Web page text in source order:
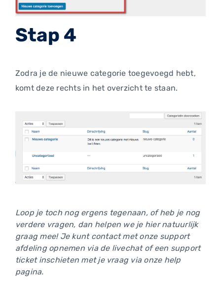
Stap 4
Zodra je de nieuwe categorie toegevoegd hebt,
komt deze rechts in het overzicht te staan.
Loop je toch nog ergens tegenaan, of heb je nog
verdere vragen, dan helpen we je hier natuurlijk
graag mee! Je kunt contact met onze support
afdeling opnemen via de livechat of een support
ticket inschieten met je vraag via onze help
pagina.